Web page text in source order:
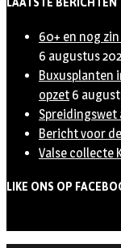
60+ en nog
6 augustus
Buxusplanten
opzet 6
Spreidingswet
Bericht voor
Valse collecte
LIKE ONS OP